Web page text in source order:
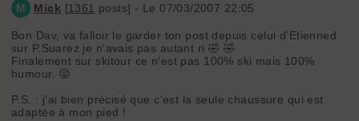
M Mick [1361 posts] - Le 07/03/2007 22:05
Bon Dav, va falloir le garder ton post depuis celui d'Etienned
sur P.Suarez je n'avais pas autant ri 🤣 🤣
Finalement sur skitour ce n'est pas 100% ski mais 100%
humour. 😜
P.S. : j'ai bien précisé que c'est la seule chaussure qui est
adaptée à mon pied !